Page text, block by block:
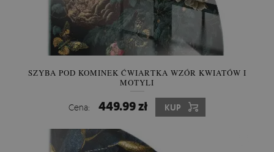
SZYBA POD KOMINEK ĆWIARTKA WZÓR KWIATÓW I
MOTYLI
Cena: 449.99 zł KUP